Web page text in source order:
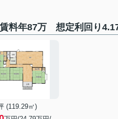
料年87万 想定利回り
(119.29㎡)